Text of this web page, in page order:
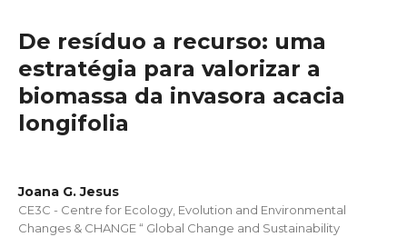
De resíduo a recurso: uma
estratégia para valorizar a
biomassa da invasora acacia
longifolia
Joana G. Jesus
CE3C - Centre for Ecology, Evolution and Environmental
Changes & CHANGE “ Global Change and Sustainability